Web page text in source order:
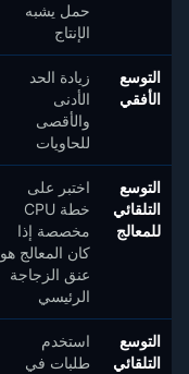
حمل يشبه
الإنتاج
التوسع
الأفقي
زيادة الحد
الأدنى
والأقصى
للحاويات
التوسع
التلقائي
للمعالج
اختبر على
خطة CPU
مخصصة إذا
كان المعالج هو
عنق الزجاجة
الرئيسي
التوسع
التلقائي
استخدم
طلبات في